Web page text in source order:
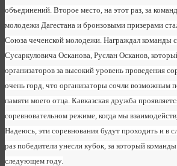
объединений. Второе место, на этот раз, за
молодежи Дагестана и бронзовыми призерами
Союза чеченской молодежи. Награждал команды
Сусаркуловича Осканова, Руслан Осканов,
организаторов за высокий уровень проведения
очень горд, что организаторы сочли возможным
памяти моего отца. Кавказская дружба
соревновательном режиме, когда мы
Надеюсь, эти соревнования будут проходить и в
раз победители унесли кубок, за который
следующем году.